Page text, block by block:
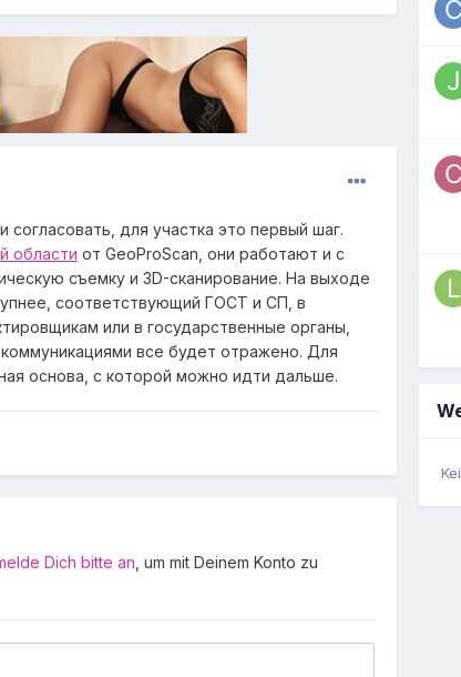
согласовать, для участка это первый шаг.
области от GeoProScan, они работают и с
съемку и 3D-сканирование. На выходе
соответствующий ГОСТ и СП, в
или в государственные органы,
все будет отражено. Для
основа, с которой можно идти дальше.
Dich bitte an , um mit Deinem Konto zu